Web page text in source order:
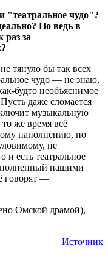
"театральное чудо"?
Но ведь в
за
тянуло бы так всех
чудо — не знаю,
будто необъяснимое
даже сломается
музыкальную
же время всё
наполнению, по
не
есть театральное
нашими
говорят —
Омской драмой),
Источник